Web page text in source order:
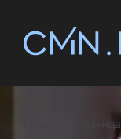
Главная страница